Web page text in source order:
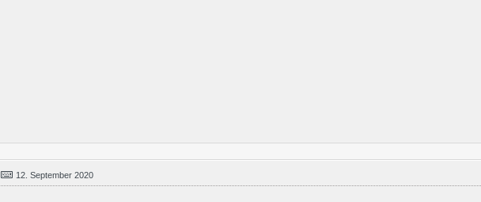
12. September 2020